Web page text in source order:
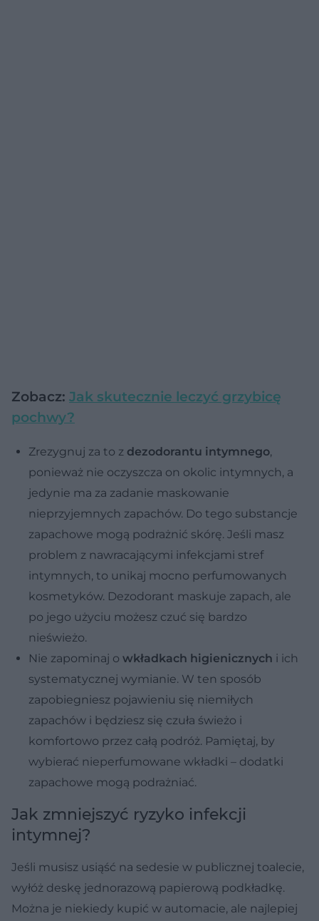
Zobacz: Jak skutecznie leczyć grzybicę
pochwy?
Zrezygnuj za to z dezodorantu intymnego,
ponieważ nie oczyszcza on okolic intymnych, a
jedynie ma za zadanie maskowanie
nieprzyjemnych zapachów. Do tego substancje
zapachowe mogą podrażnić skórę. Jeśli masz
problem z nawracającymi infekcjami stref
intymnych, to unikaj mocno perfumowanych
kosmetyków. Dezodorant maskuje zapach, ale
po jego użyciu możesz czuć się bardzo
nieświeżo.
Nie zapominaj o wkładkach higienicznych i ich
systematycznej wymianie. W ten sposób
zapobiegniesz pojawieniu się niemiłych
zapachów i będziesz się czuła świeżo i
komfortowo przez całą podróż. Pamiętaj, by
wybierać nieperfumowane wkładki – dodatki
zapachowe mogą podrażniać.
Jak zmniejszyć ryzyko infekcji
intymnej?
Jeśli musisz usiąść na sedesie w publicznej toalecie,
wyłóż deskę jednorazową papierową podkładkę.
Można je niekiedy kupić w automacie, ale najlepiej